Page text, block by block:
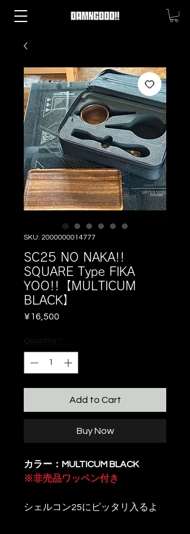
SKU: 2000000014777
SC25 NO NAKA!!
SQUARE Type FIKA
YOO!!【MULTICUM
BLACK】
¥16,500
Quantity
Add to Cart
Buy Now
カラー：MULTICUM BLACK
※非売品ワッペン付き
シェルコン25にピッタリ入るよ